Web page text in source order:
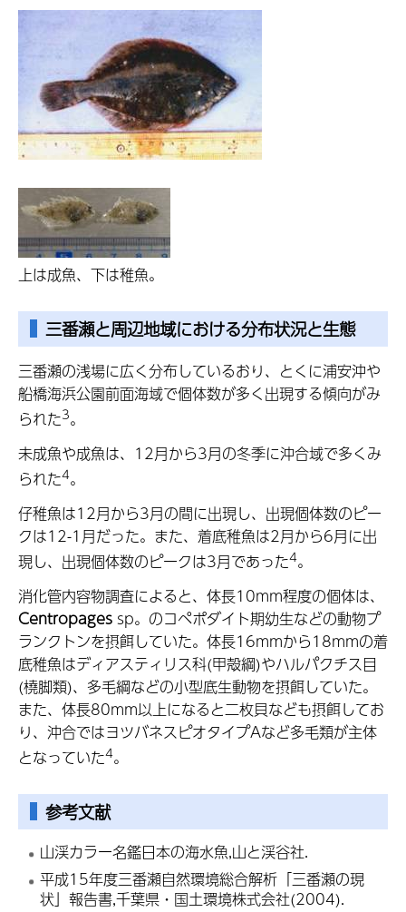
上は成魚、下は稚魚。
三番瀬と周辺地域における分布状況と生態
三番瀬の浅場に広く分布しているおり、とくに浦安沖や
船橋海浜公園前面海域で個体数が多く出現する傾向がみ
られた3。
未成魚や成魚は、12月から3月の冬季に沖合域で多くみ
られた4。
仔稚魚は12月から3月の間に出現し、出現個体数のピー
クは12-1月だった。また、着底稚魚は2月から6月に出
現し、出現個体数のピークは3月であった4。
消化管内容物調査によると、体長10mm程度の個体は、
Centropages sp。のコペポダイト期幼生などの動物プ
ランクトンを摂餌していた。体長16mmから18mmの着
底稚魚はディアスティリス科(甲殻綱)やハルパクチス目
(橈脚類)、多毛綱などの小型底生動物を摂餌していた。
また、体長80mm以上になると二枚貝なども摂餌してお
り、沖合ではヨツバネスピオタイプAなど多毛類が主体
となっていた4。
参考文献
山渓カラー名鑑日本の海水魚,山と渓谷社.
平成15年度三番瀬自然環境総合解析「三番瀬の現
状」報告書,千葉県・国土環境株式会社(2004).